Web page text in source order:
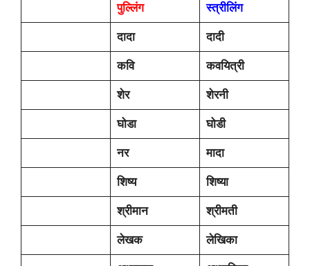
पुल्लिंग स्त्रीलिंग
दादा दादी
कवि कवयित्री
शेर शेरनी
घोडा घोडी
नर मादा
शिष्य शिष्या
श्रीमान श्रीमती
लेखक लेखिका